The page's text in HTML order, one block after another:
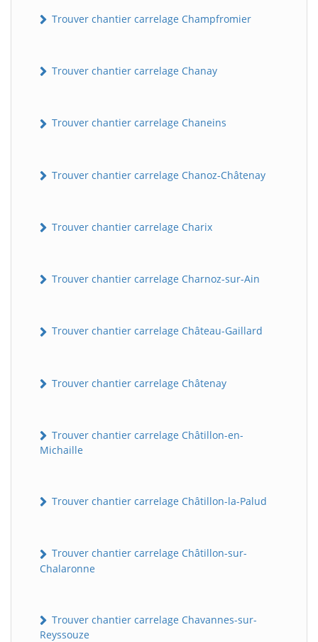
Trouver chantier carrelage Champfromier
Trouver chantier carrelage Chanay
Trouver chantier carrelage Chaneins
Trouver chantier carrelage Chanoz-Châtenay
Trouver chantier carrelage Charix
Trouver chantier carrelage Charnoz-sur-Ain
Trouver chantier carrelage Château-Gaillard
Trouver chantier carrelage Châtenay
Trouver chantier carrelage Châtillon-en-
Michaille
Trouver chantier carrelage Châtillon-la-Palud
Trouver chantier carrelage Châtillon-sur-
Chalaronne
Trouver chantier carrelage Chavannes-sur-
Reyssouze